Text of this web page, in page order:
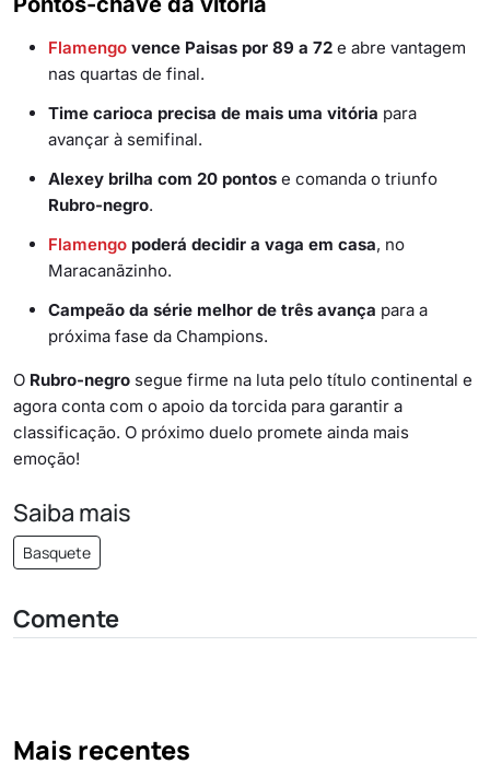
Flamengo vence Paisas por 89 a 72 e abre vantagem
nas quartas de final.
Time carioca precisa de mais uma vitória para
avançar à semifinal.
Alexey brilha com 20 pontos e comanda o triunfo
Rubro-negro.
Flamengo poderá decidir a vaga em casa, no
Maracanãzinho.
Campeão da série melhor de três avança para a
próxima fase da Champions.
O Rubro-negro segue firme na luta pelo título continental e
agora conta com o apoio da torcida para garantir a
classificação. O próximo duelo promete ainda mais
emoção!
Saiba mais
Basquete
Comente
Mais recentes